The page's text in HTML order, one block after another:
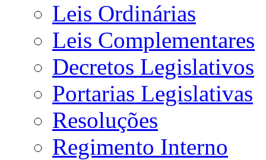
Leis Ordinárias
Leis Complementares
Decretos Legislativos
Portarias Legislativas
Resoluções
Regimento Interno